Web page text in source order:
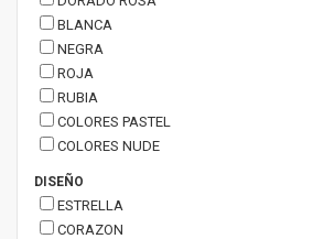
BLANCA
NEGRA
ROJA
RUBIA
COLORES PASTEL
COLORES NUDE
DISEÑO
ESTRELLA
CORAZON